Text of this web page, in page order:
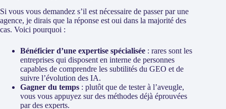
Si vous vous demandez s’il est nécessaire de passer par une
agence, je dirais que la réponse est oui dans la majorité des
cas. Voici pourquoi :
Bénéficier d’une expertise spécialisée : rares sont les
entreprises qui disposent en interne de personnes
capables de comprendre les subtilités du GEO et de
suivre l’évolution des IA.
Gagner du temps : plutôt que de tester à l’aveugle,
vous vous appuyez sur des méthodes déjà éprouvées
par des experts.